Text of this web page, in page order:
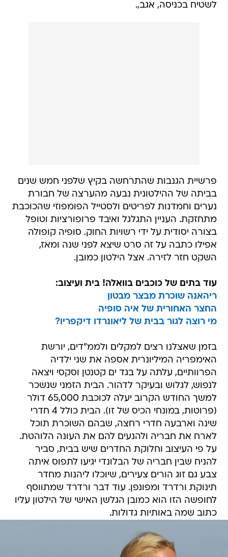
לשטיח בכניסה, אגב,.
פרשיית הגנבות שהתרחשה בקיץ שלפני חמש שנים
בביתה של ההילטונית נבעה מהערצה של חבורת
נערים וחמדנות לפריטים ולסטייל הפומפוזי שהכוכבת
מתחזקת. העניין התגלגל ואיבד פרופורציות וטופל
בצורה יסודית על ידי רשויות החוק. סופיה קופולה
אפילו כתבה על זה סרט שיצא לפני שנה ומאז,
השקט חזר לזירה. אצל הילטון כמובן.
עוד בתים של כוכבים בוואלה! בית ועיצוב:
ריהאנה שוכרת מבצר מבטון
החצר האחורית של איה סופיה
מי רוצה לגור בבית של ליאונרדו דיקפריו?
בזמן שאצלנו רצים למקלים ולממ"דים, יורשת
האימפריה המיליונרית אספה את שני ילדיה
הפרוותיים, עלתה על בגד ים קטנטן וסקסי ויצאה
לנפוש, לגלוש ובעיקר לדהור. הבית הזמני שנשכר
למשך החודש הקרוב יעלה לכוכבת 65,000 דולר
(פרוטות, במונחי הכיס של זו). הבית כולל 4 חדרי
שינה וארבעה חדרי רחצה, שבהם השוכרת תוכל
לארח את חבריה ולהנעים להם את העונה הלוהטת.
על פי העיצוב וחלוקת החדרים שיש בבית, סביר
להניח שבין חבריה של הבלונדי יגיעו לתפוס איתה
צבע גם זוג הורים צעירים, שיוכלו ליהנות מחדר
תינוקת ורדרד ומפונפן. עוד דבר ורדרד שמתווסף
לחופשה הזו הוא כמובן הגלשן האישי של הילטון עליו
כתוב שמה באותיות גדולות.